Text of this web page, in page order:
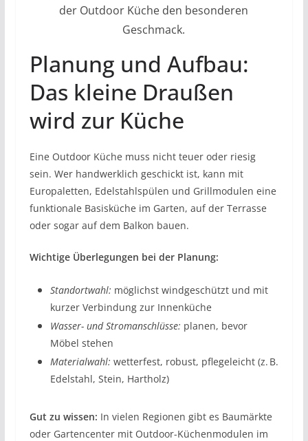
der Outdoor Küche den besonderen
Geschmack.
Planung und Aufbau:
Das kleine Draußen
wird zur Küche
Eine Outdoor Küche muss nicht teuer oder riesig
sein. Wer handwerklich geschickt ist, kann mit
Europaletten, Edelstahlspülen und Grillmodulen eine
funktionale Basisküche im Garten, auf der Terrasse
oder sogar auf dem Balkon bauen.
Wichtige Überlegungen bei der Planung:
Standortwahl: möglichst windgeschützt und mit
kurzer Verbindung zur Innenküche
Wasser- und Stromanschlüsse: planen, bevor
Möbel stehen
Materialwahl: wetterfest, robust, pflegeleicht (z. B.
Edelstahl, Stein, Hartholz)
Gut zu wissen: In vielen Regionen gibt es Baumärkte
oder Gartencenter mit Outdoor-Küchenmodulen im